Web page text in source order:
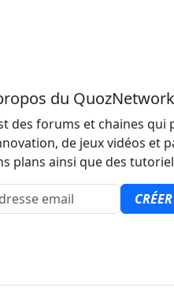
du QuozNetwork
des forums et chaines qui
de jeux vidéos et
plans ainsi que des
email